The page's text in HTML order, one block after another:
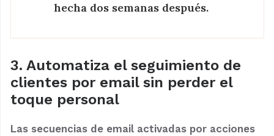
hecha dos semanas después.
3. Automatiza el seguimiento de
clientes por email sin perder el
toque personal
Las secuencias de email activadas por acciones